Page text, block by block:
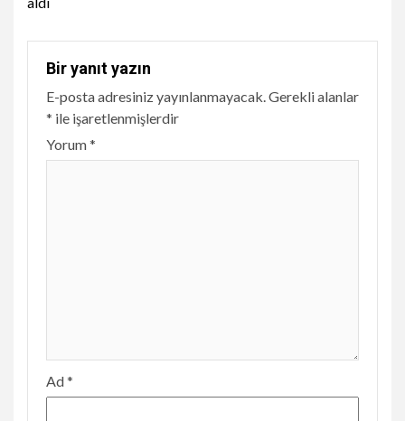
Bir yanıt yazın
E-posta adresiniz yayınlanmayacak.Gerekli alanlar
* ile işaretlenmişlerdir
Yorum*
Ad*